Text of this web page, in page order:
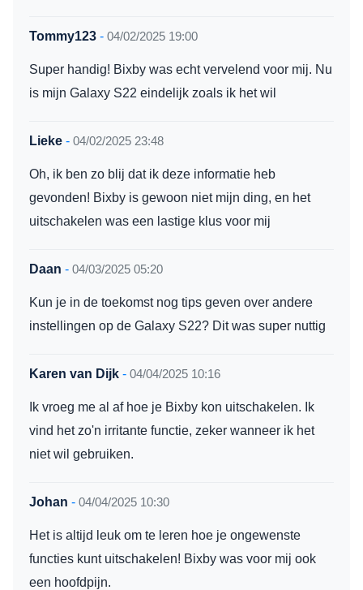
Tommy123 - 04/02/2025 19:00
Super handig! Bixby was echt vervelend voor mij. Nu
is mijn Galaxy S22 eindelijk zoals ik het wil
Lieke - 04/02/2025 23:48
Oh, ik ben zo blij dat ik deze informatie heb
gevonden! Bixby is gewoon niet mijn ding, en het
uitschakelen was een lastige klus voor mij
Daan - 04/03/2025 05:20
Kun je in de toekomst nog tips geven over andere
instellingen op de Galaxy S22? Dit was super nuttig
Karen van Dijk - 04/04/2025 10:16
Ik vroeg me al af hoe je Bixby kon uitschakelen. Ik
vind het zo'n irritante functie, zeker wanneer ik het
niet wil gebruiken.
Johan - 04/04/2025 10:30
Het is altijd leuk om te leren hoe je ongewenste
functies kunt uitschakelen! Bixby was voor mij ook
een hoofdpijn.